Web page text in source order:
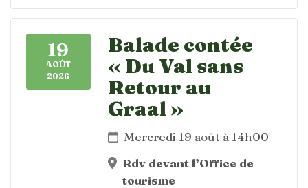
19
AOÛT
2026
Balade contée
« Du Val sans
Retour au
Graal »
Mercredi 19 août à 14h00
Rdv devant l’Office de
tourisme